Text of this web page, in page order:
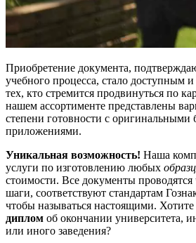
Приобретение документа,
учебного процесса, стало доступным
тех, кто стремится продвинуться по
нашем ассортименте представлены
степени готовности с оригинальными
приложениями.
Уникальная возможность! Наша
услуги по изготовлению любых
стоимости. Все документы проводятся
шаги, соответствуют стандартам
чтобы называться настоящими.
диплом об окончании университета,
или иного заведения?